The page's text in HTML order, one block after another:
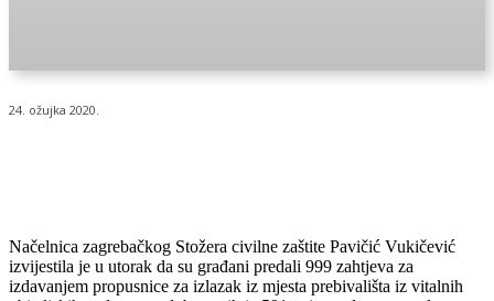
24. ožujka 2020.
Načelnica zagrebačkog Stožera civilne zaštite Pavičić Vukičević
izvijestila je u utorak da su građani predali 999 zahtjeva za
izdavanjem propusnice za izlazak iz mjesta prebivališta iz vitalnih